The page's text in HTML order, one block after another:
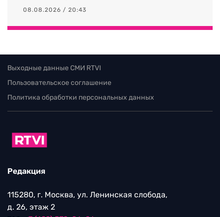
08.08.2026 / 20:43
Выходные данные СМИ RTVI
Пользовательское соглашение
Политика обработки персональных данных
Редакция
115280, г. Москва, ул. Ленинская слобода,
д. 26, этаж 2